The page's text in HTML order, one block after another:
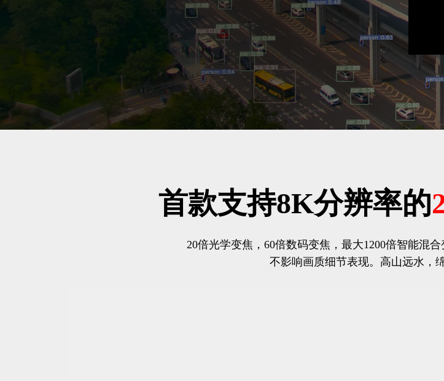
20倍光学变焦，60倍数码变焦，最大1200倍智能混
不影响画质细节表现。高山远水，
首款支持8K分辨率的